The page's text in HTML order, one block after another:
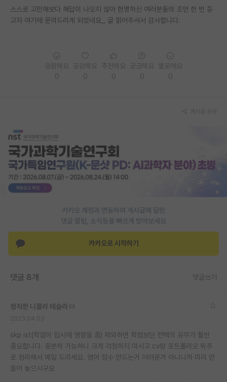
반도체 아카데미
재팬라운지 🌸
스스로 고민해보다 해답이 나오지 않아 현명하신 여러분들의 조언 한 번 듣
고자 여기에 문의드리게 되었네요,, 글 읽어주셔서 감사합니다.
카카오 계정과 연동하여 게시글에 달린
댓글 알람, 소식등을 빠르게 받아보세요
카카오로 시작하기
댓글 8개 댓글쓰기
정직한 니콜라 테슬라
skp ist(학점이 입시에 영향을 줌) 제외하면 학점보단 컨택의 유무가 훨씬
중요합니다. 충분히 가능하니 크게 걱정하지 마시고 cv랑 포트폴리오 위주
로 정리해서 메일 드리세요. 영어 점수 만드는거 어려운거 아니니까 미리 만
들어 놓으시구요